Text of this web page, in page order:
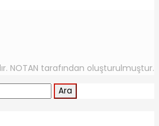
NOTAN tarafından oluşturulmuştur.